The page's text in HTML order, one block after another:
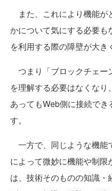
また、これにより機能が
かについて気にする必要
を利用する際の障壁が大き
つまり「ブロックチェー
を理解する必要はなくな
あってもWeb側に接続で
す。
一方で、同じような機能
によって微妙に機能や制
は、技術そのものの知識